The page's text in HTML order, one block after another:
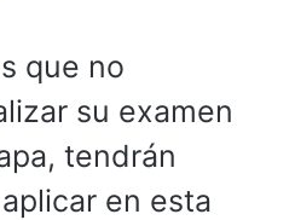
que no
su examen
tendrán
en esta